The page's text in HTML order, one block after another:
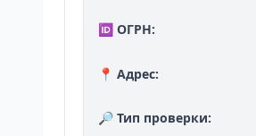
🆔 ОГРН:
📍 Адрес:
🔎 Тип проверки: